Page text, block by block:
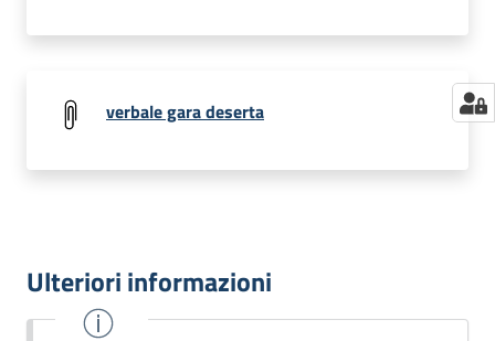
verbale gara deserta
Ulteriori informazioni